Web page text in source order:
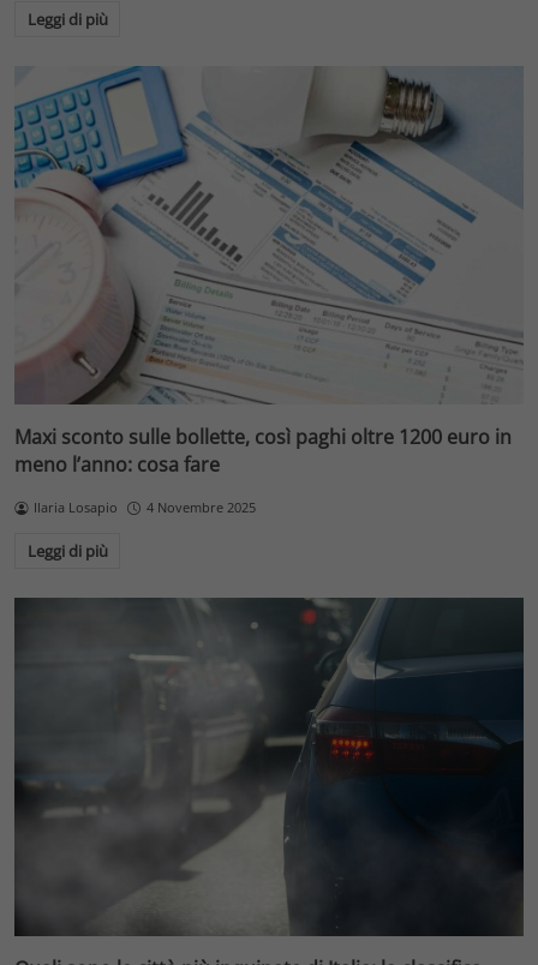
Leggi di più
Maxi sconto sulle bollette, così paghi oltre 1200 euro in
meno l’anno: cosa fare
Ilaria Losapio 4 Novembre 2025
Leggi di più